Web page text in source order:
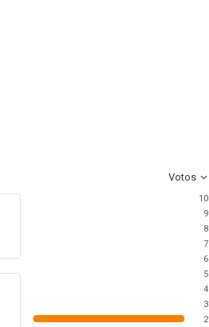
Votos
10
9
8
7
6
5
4
3
2